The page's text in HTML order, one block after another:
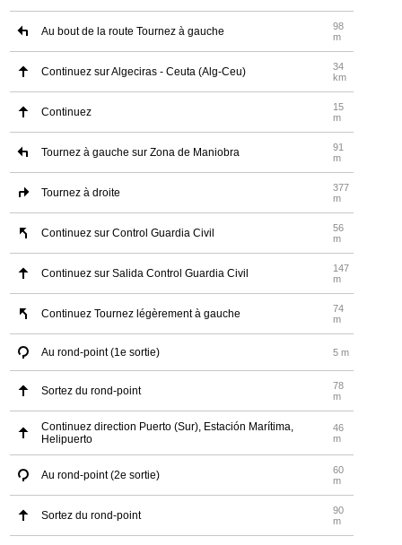
Au bout de la route Tournez à gauche
98
m
Continuez sur Algeciras - Ceuta (Alg-Ceu)
34
km
Continuez
15
m
Tournez à gauche sur Zona de Maniobra
91
m
Tournez à droite
377
m
Continuez sur Control Guardia Civil
56
m
Continuez sur Salida Control Guardia Civil
147
m
Continuez Tournez légèrement à gauche
74
m
Au rond-point (1e sortie) 5 m
Sortez du rond-point
78
m
Continuez direction Puerto (Sur), Estación Marítima,
Helipuerto
46
m
Au rond-point (2e sortie)
60
m
Sortez du rond-point
90
m